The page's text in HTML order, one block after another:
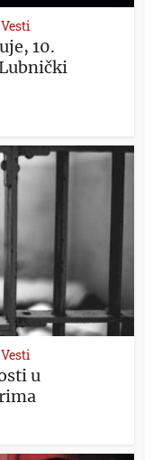
Vesti
10.
Vesti
u